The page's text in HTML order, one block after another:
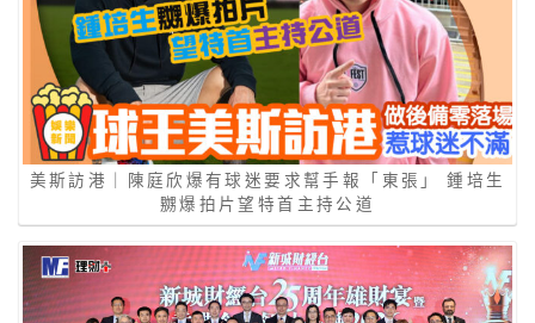
美斯訪港｜陳庭欣爆有球迷要求幫手報「東張」 鍾培生
嬲爆拍片望特首主持公道